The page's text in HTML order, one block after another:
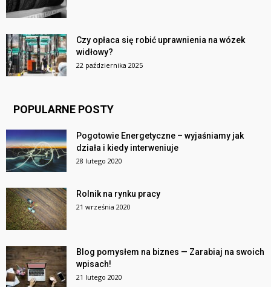
Czy opłaca się robić uprawnienia na wózek
widłowy?
22 października 2025
POPULARNE POSTY
Pogotowie Energetyczne – wyjaśniamy jak
działa i kiedy interweniuje
28 lutego 2020
Rolnik na rynku pracy
21 września 2020
Blog pomysłem na biznes — Zarabiaj na swoich
wpisach!
21 lutego 2020